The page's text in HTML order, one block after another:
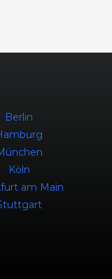
Berlin
Köln
am Main